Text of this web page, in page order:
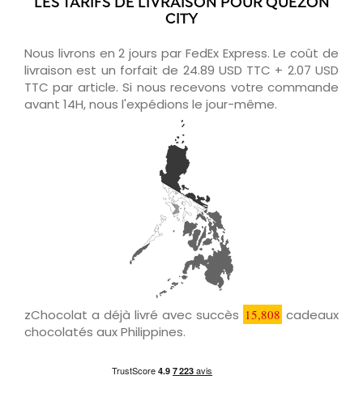
CITY
Nous livrons en 2 jours par FedEx Express. Le coût de
livraison est un forfait de 24.89 USD TTC + 2.07 USD
TTC par article. Si nous recevons votre commande
avant 14H, nous l'expédions le jour-même.
zChocolat a déjà livré avec succès 15,808 cadeaux
chocolatés aux Philippines.